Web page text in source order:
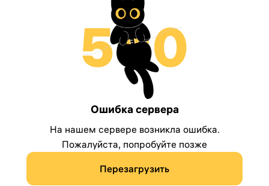
Ошибка сервера
На нашем сервере возникла ошибка.
Пожалуйста, попробуйте позже
Перезагрузить